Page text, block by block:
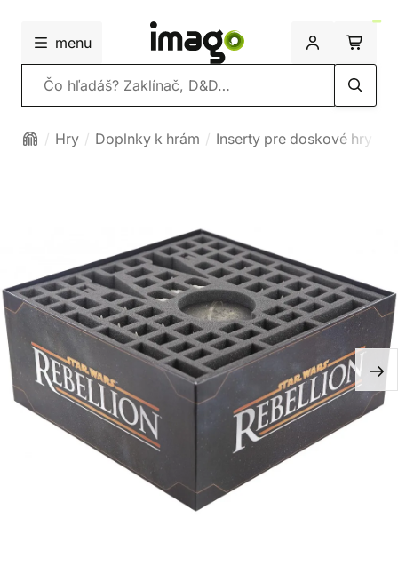
menu
Vyhľadávanie
Hry Doplnky k hrám Inserty pre doskové hry